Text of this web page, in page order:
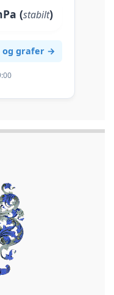
(stabilt)
og grafer →